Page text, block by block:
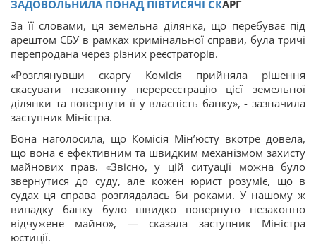
ЗАДОВОЛЬНИЛА ПОНАД ПІВТИСЯЧІ СКАРГ
За її словами, ця земельна ділянка, що перебуває під
арештом СБУ в рамках кримінальної справи, була тричі
перепродана через різних реєстраторів.
«Розглянувши скаргу Комісія прийняла рішення
скасувати незаконну перереєстрацію цієї земельної
ділянки та повернути її у власність банку», - зазначила
заступник Міністра.
Вона наголосила, що Комісія Мін’юсту вкотре довела,
що вона є ефективним та швидким механізмом захисту
майнових прав. «Звісно, у цій ситуації можна було
звернутися до суду, але кожен юрист розуміє, що в
судах ця справа розглядалась би роками. У нашому ж
випадку банку було швидко повернуто незаконно
відчужене майно», — сказала заступник Міністра
юстиції.